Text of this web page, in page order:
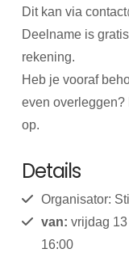
Dit kan via
Deelname is
rekening.
Heb je vooraf
even overleggen?
op.
Details
Organisator:
van: vrijdag
16:00